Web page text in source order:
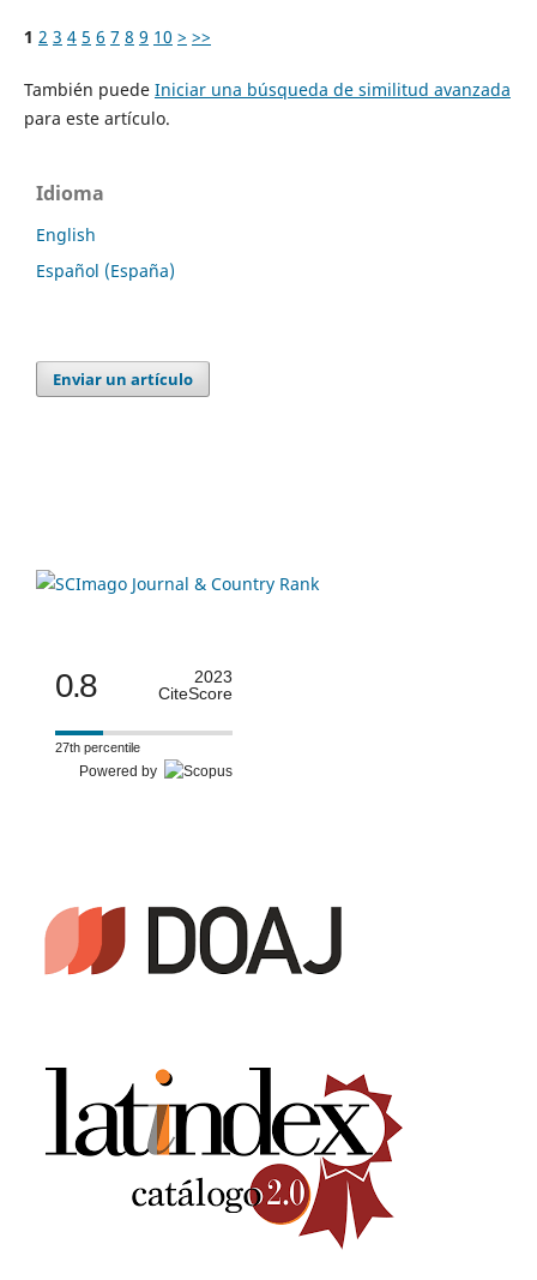
1 2 3 4 5 6 7 8 9 10 > >>
También puede Iniciar una búsqueda de similitud avanzada
para este artículo.
Idioma
English
Español (España)
Enviar un artículo
0.8
2023
CiteScore
27th percentile
Powered by